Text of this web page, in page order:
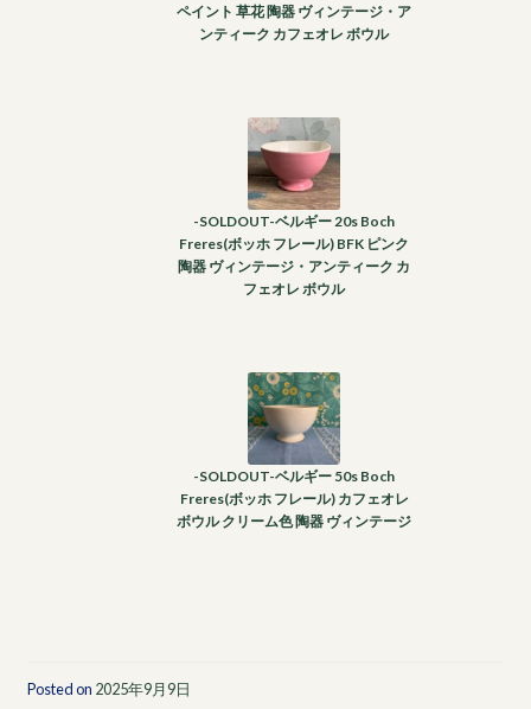
ペイント 草花 陶器 ヴィンテージ・ア
ンティーク カフェオレ ボウル
-SOLDOUT-ベルギー 20s Boch
Freres(ボッホ フレール) BFK ピンク
陶器 ヴィンテージ・アンティーク カ
フェオレ ボウル
-SOLDOUT-ベルギー 50s Boch
Freres(ボッホ フレール) カフェオレ
ボウル クリーム色 陶器 ヴィンテージ
Posted on 2025年9月9日